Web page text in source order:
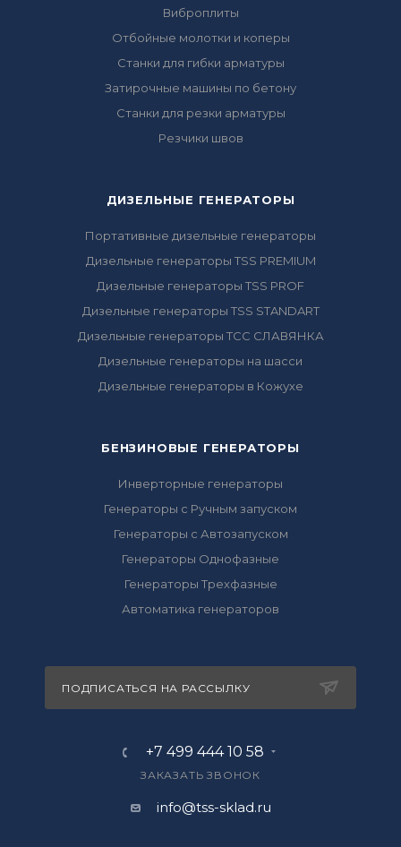
Виброплиты
Отбойные молотки и коперы
Станки для гибки арматуры
Затирочные машины по бетону
Станки для резки арматуры
Резчики швов
ДИЗЕЛЬНЫЕ ГЕНЕРАТОРЫ
Портативные дизельные генераторы
Дизельные генераторы TSS PREMIUM
Дизельные генераторы TSS PROF
Дизельные генераторы TSS STANDART
Дизельные генераторы ТСС СЛАВЯНКА
Дизельные генераторы на шасси
Дизельные генераторы в Кожухе
БЕНЗИНОВЫЕ ГЕНЕРАТОРЫ
Инверторные генераторы
Генераторы с Ручным запуском
Генераторы с Автозапуском
Генераторы Однофазные
Генераторы Трехфазные
Автоматика генераторов
ПОДПИСАТЬСЯ НА РАССЫЛКУ
+7 499 444 10 58
ЗАКАЗАТЬ ЗВОНОК
info@tss-sklad.ru